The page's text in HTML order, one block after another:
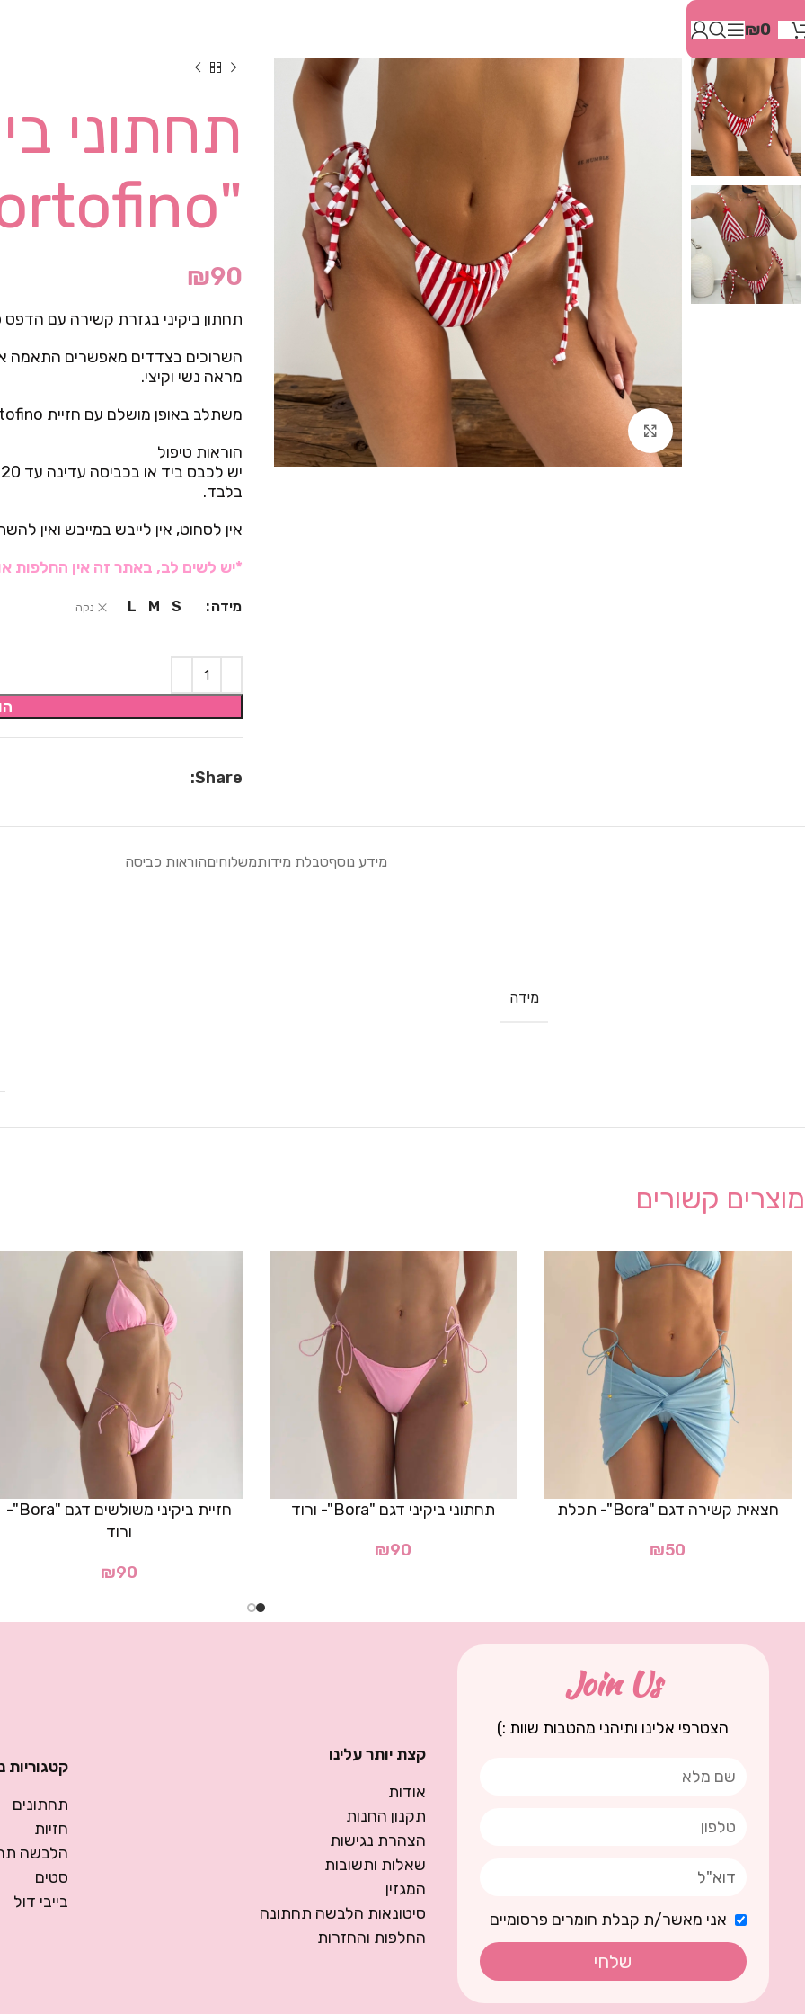
זֶה
מַעֲרֶכֶת
"המרכז
הישראלי
לְהַנְגָּשָׁת
אָתָרִים".
הַמְּסַיַּעַת
לִנְגִישׁוּת
הָאֲתָר.
לִפְתִיחַת
תַּפְרִיט
הֵנְּגִישׁוּת
לְחַץ
ALT+0
₪0
Click to enlarge
תחתוני
"Portofino"
₪90
תחתון ביקיני בגזרת קשירה עם הדפס
השרוכים בצדדים מאפשרים התאמה
מראה נשי וקיצי.
משתלב באופן מושלם עם חזיית Portofino ליצירת סט מלא.
הוראות טיפול
בלבד.
אין לסחוט, אין לייבש במייבש ואין
*יש לשים לב, באתר זה אין החלפות
מידה S
M
L נקה
Share:
מידע נוסףטבלת מידותמשלוחיםהוראות כביסה
מידה
מוצרים קשורים
חצאית קשירה דגם "Bora"- תכלת
₪50
תחתוני ביקיני דגם "Bora"- ורוד
₪90
חזיית ביקיני משולשים דגם "Bora"-
ורוד
₪90
Join Us
הצטרפי אלינו ותיהני מהטבות שוות :)
אני מאשר/ת קבלת חומרים פרסומיים
שלחי
קצת יותר עלינו
אודות
תקנון החנות
הצהרת נגישות
שאלות ותשובות
המגזין
סיטונאות הלבשה תחתונה
החלפות והחזרות
קטגוריות
תחתונים
חזיות
הלבשה
סטים
בייבי דול